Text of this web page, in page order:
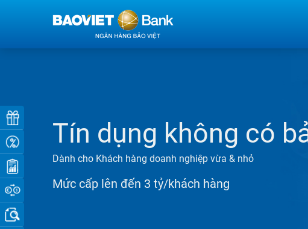
Tín dụng không có
Dành cho Khách hàng doanh nghiệp vừa & nhỏ
Mức cấp lên đến 3 tỷ/khách hàng